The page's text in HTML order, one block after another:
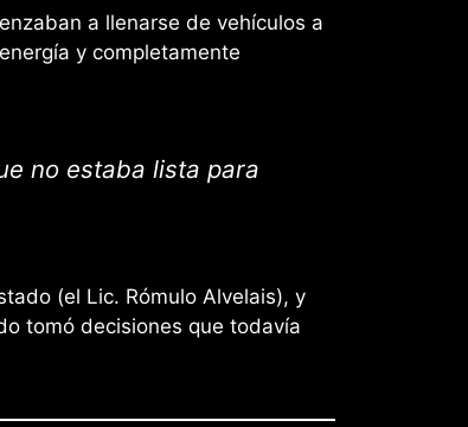
a llenarse de vehículos a
y completamente
no estaba lista para
(el Lic. Rómulo Alvelais), y
tomó decisiones que todavía